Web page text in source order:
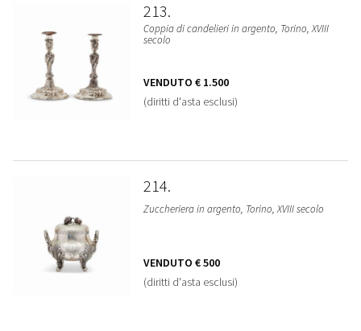
213
Coppia di candelieri in argento, Torino, XVIII
secolo
VENDUTO € 1.500
(diritti d'asta esclusi)
214
Zuccheriera in argento, Torino, XVIII secolo
VENDUTO € 500
(diritti d'asta esclusi)